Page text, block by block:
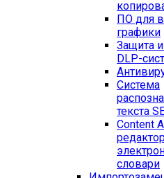
ПО для
графики
Защита
DLP-
Система
текста
Content
словари